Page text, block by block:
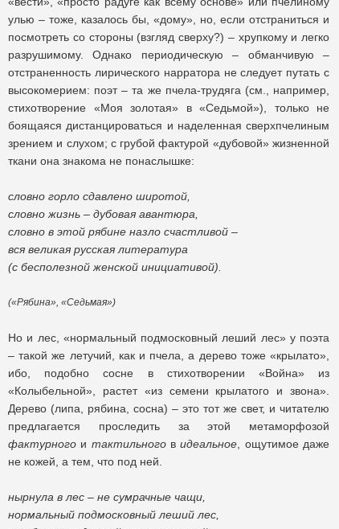
улью – тоже, казалось бы, «дому», но, если отстраниться и
посмотреть со стороны (взгляд сверху?) – хрупкому и легко
разрушимому. Однако периодическую – обманчивую –
отстраненность лирического нарратора не следует путать с
высокомерием: поэт – та же пчела-трудяга (см., например,
стихотворение «Моя золотая» в «Седьмой»), только не
боящаяся дистанцироваться и наделенная сверхпчелиным
зрением и слухом; с грубой фактурой «дубовой» жизненной
ткани она знакома не понаслышке:
словно горло сдавлено широтой,
словно жизнь – дубовая авантюра,
словно в этой рябине назло счастливой –
вся великая русская литература
(с бесполезной женской инициативой).
(«Рябина», «Седьмая»)
Но и лес, «нормальный подмосковный леший лес» у поэта
– такой же летучий, как и пчела, а дерево тоже «крылато»,
ибо, подобно сосне в стихотворении «Война» из
«Колыбельной», растет «из семени крылатого и звона».
Дерево (липа, рябина, сосна) – это тот же свет, и читателю
предлагается проследить за этой метаморфозой
фактурного и тактильноговидеальное , ощутимое даже
не кожей, а тем, что под ней.
нырнула в лес – не сумрачные чащи,
нормальный подмосковный леший лес,